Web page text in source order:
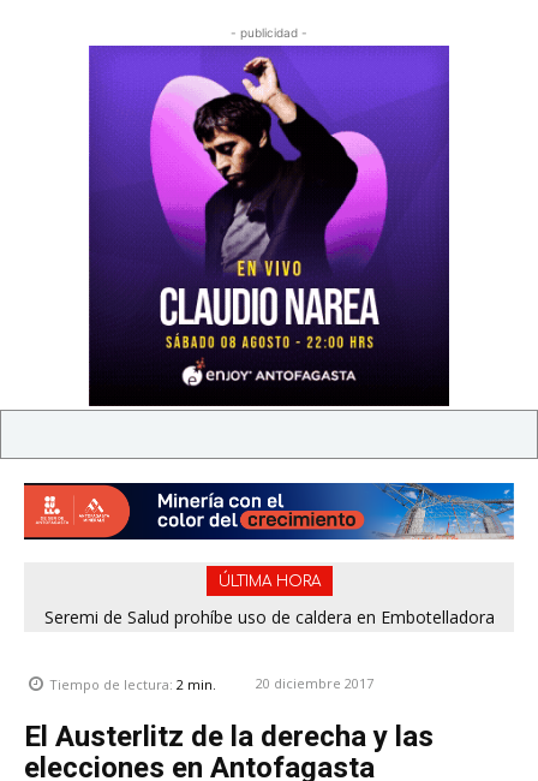
- publicidad -